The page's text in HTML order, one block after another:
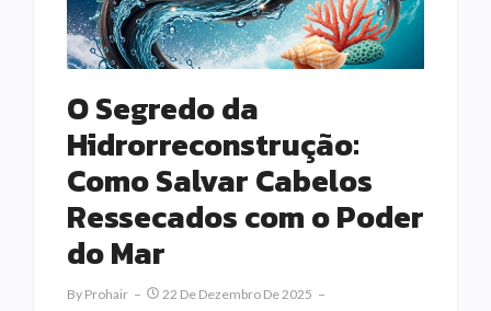
O Segredo da
Hidrorreconstrução:
Como Salvar Cabelos
Ressecados com o Poder
do Mar
By Prohair
22 De Dezembro De 2025